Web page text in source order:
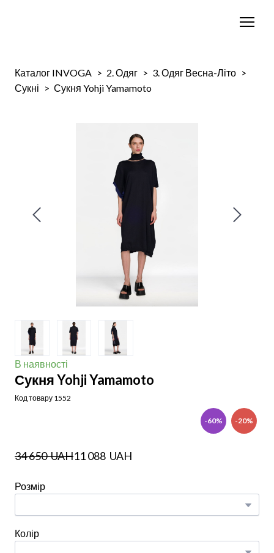
Каталог INVOGA 2. Одяг
3. Одяг Весна-Літо
Сукні
Сукня Yohji Yamamoto
В наявності
Сукня Yohji Yamamoto
Код товару 1552
-60% -20%
34 650  UAH11 088  UAH
Розмір
Колір